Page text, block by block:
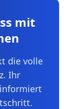
mit
die volle
Ihr